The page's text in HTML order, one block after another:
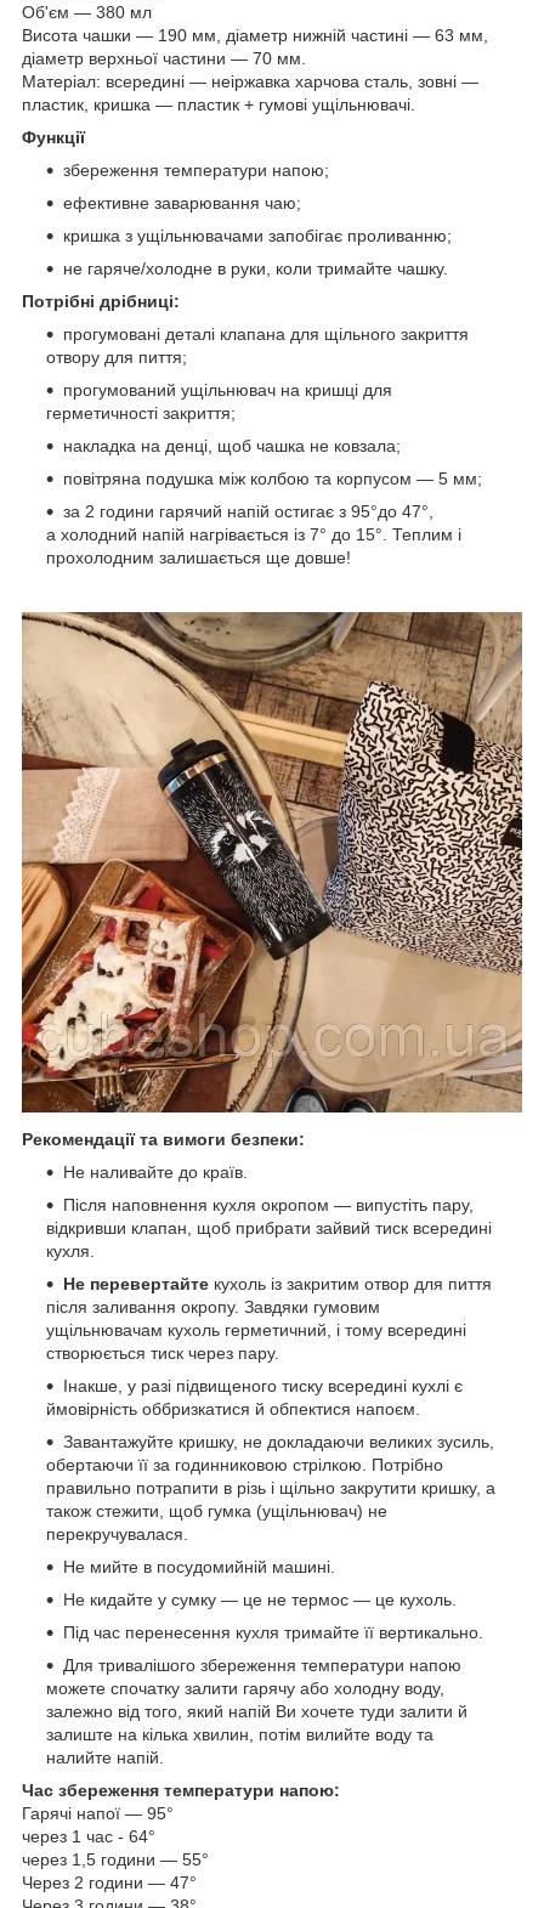
Об'єм — 380 мл
Висота чашки — 190 мм, діаметр нижній частині — 63 мм,
діаметр верхньої частини — 70 мм.
Матеріал: всередині — неіржавка харчова сталь, зовні —
пластик, кришка — пластик + гумові ущільнювачі.
Функції
збереження температури напою;
ефективне заварювання чаю;
кришка з ущільнювачами запобігає проливанню;
не гаряче/холодне в руки, коли тримайте чашку.
Потрібні дрібниці:
прогумовані деталі клапана для щільного закриття
отвору для пиття;
прогумований ущільнювач на кришці для
герметичності закриття;
накладка на денці, щоб чашка не ковзала;
повітряна подушка між колбою та корпусом — 5 мм;
за 2 години гарячий напій остигає з 95°до 47°,
а холодний напій нагрівається із 7° до 15°. Теплим і
прохолодним залишається ще довше!
Рекомендації та вимоги безпеки:
Не наливайте до країв.
Після наповнення кухля окропом — випустіть пару,
відкривши клапан, щоб прибрати зайвий тиск всередині
кухля.
Не перевертайте кухоль із закритим отвор для пиття
після заливання окропу. Завдяки гумовим
ущільнювачам кухоль герметичний, і тому всередині
створюється тиск через пару.
Інакше, у разі підвищеного тиску всередині кухлі є
ймовірність оббризкатися й обпектися напоєм.
Завантажуйте кришку, не докладаючи великих зусиль,
обертаючи її за годинниковою стрілкою. Потрібно
правильно потрапити в різь і щільно закрутити кришку, а
також стежити, щоб гумка (ущільнювач) не
перекручувалася.
Не мийте в посудомийній машині.
Не кидайте у сумку — це не термос — це кухоль.
Під час перенесення кухля тримайте її вертикально.
Для тривалішого збереження температури напою
можете спочатку залити гарячу або холодну воду,
залежно від того, який напій Ви хочете туди залити й
залиште на кілька хвилин, потім вилийте воду та
налийте напій.
Час збереження температури напою:
Гарячі напої — 95°
через 1 час - 64°
через 1,5 години — 55°
Через 2 години — 47°